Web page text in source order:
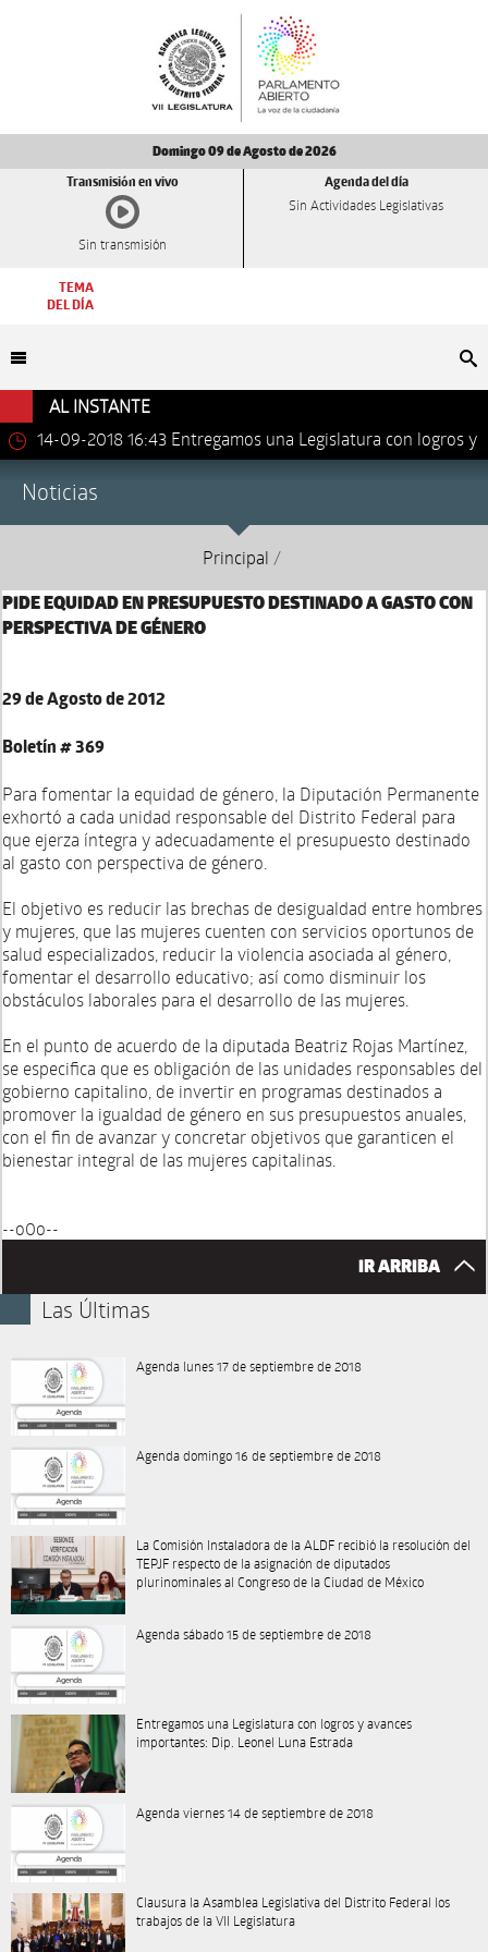
Domingo 09 de Agosto de 2026
Transmisión en vivo
Sin transmisión
Agenda del día
Sin Actividades Legislativas
TEMA
DEL DÍA
AL INSTANTE
14-09-2018 16:43 Entregamos una Legislatura con logros y
Noticias
Principal /
PIDE EQUIDAD EN PRESUPUESTO DESTINADO A GASTO CON
PERSPECTIVA DE GÉNERO
29 de Agosto de 2012
Boletín # 369
Para fomentar la equidad de género, la Diputación Permanente
exhortó a cada unidad responsable del Distrito Federal para
que ejerza íntegra y adecuadamente el presupuesto destinado
al gasto con perspectiva de género.
El objetivo es reducir las brechas de desigualdad entre hombres
y mujeres, que las mujeres cuenten con servicios oportunos de
salud especializados, reducir la violencia asociada al género,
fomentar el desarrollo educativo; así como disminuir los
obstáculos laborales para el desarrollo de las mujeres.
En el punto de acuerdo de la diputada Beatriz Rojas Martínez,
se especifica que es obligación de las unidades responsables del
gobierno capitalino, de invertir en programas destinados a
promover la igualdad de género en sus presupuestos anuales,
con el fin de avanzar y concretar objetivos que garanticen el
bienestar integral de las mujeres capitalinas.
--o0o--
IR ARRIBA
Las Últimas
Agenda lunes 17 de septiembre de 2018
Agenda domingo 16 de septiembre de 2018
La Comisión Instaladora de la ALDF recibió la resolución del
TEPJF respecto de la asignación de diputados
plurinominales al Congreso de la Ciudad de México
Agenda sábado 15 de septiembre de 2018
Entregamos una Legislatura con logros y avances
importantes: Dip. Leonel Luna Estrada
Agenda viernes 14 de septiembre de 2018
Clausura la Asamblea Legislativa del Distrito Federal los
trabajos de la VII Legislatura